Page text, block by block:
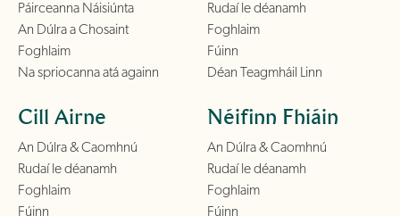
Páirceanna Náisiúnta
An Dúlra a Chosaint
Foghlaim
Na spriocanna atá againn
Rudaí le déanamh
Foghlaim
Fúinn
Déan Teagmháil Linn
Cill Airne
An Dúlra & Caomhnú
Rudaí le déanamh
Foghlaim
Fúinn
Néifinn Fhiáin
An Dúlra & Caomhnú
Rudaí le déanamh
Foghlaim
Fúinn